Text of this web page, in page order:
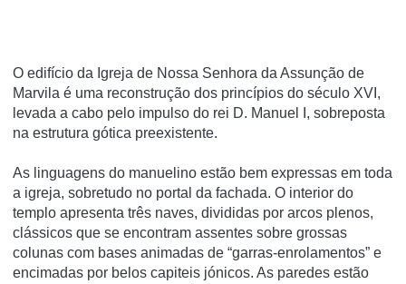
O edifício da Igreja de Nossa Senhora da Assunção de
Marvila é uma reconstrução dos princípios do século XVI,
levada a cabo pelo impulso do rei D. Manuel I, sobreposta
na estrutura gótica preexistente.
As linguagens do manuelino estão bem expressas em toda
a igreja, sobretudo no portal da fachada. O interior do
templo apresenta três naves, divididas por arcos plenos,
clássicos que se encontram assentes sobre grossas
colunas com bases animadas de “garras-enrolamentos” e
encimadas por belos capiteis jónicos. As paredes estão